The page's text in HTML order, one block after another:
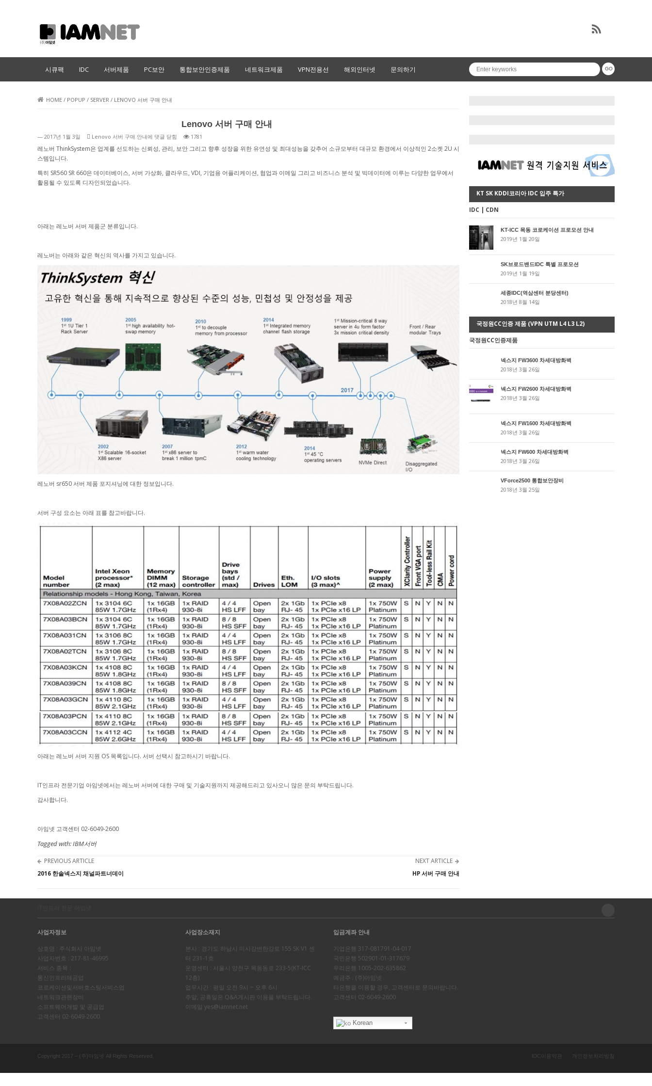
IT인프라 전문 아임넷
시큐팩 IDC 서버제품 PC보안 통합보안인증제품 네트워크제품 VPN전용선 해외인터넷 문의하기
HOME / POPUP / SERVER / LENOVO 서버 구매 안내
Lenovo 서버 구매 안내
— 2017년 1월 3일 Lenovo 서버 구매 안내에 댓글 닫힘 1781
레노버 ThinkSystem은 업계를 선도하는 신뢰성, 관리, 보안 그리고 향후 성장을 위한 유연성 및 최대성능을 갖추어 소규모부터 대규모 환경에서 이상적인 2소켓 2U 시
스템입니다.
특히 SR560 SR 660은 데이터베이스, 서버 가상화, 클라우드, VDI, 기업용 어플리케이션, 협업과 이메일 그리고 비즈니스 분석 및 빅데이터에 이루는 다양한 업무에서
활용될 수 있도록 디자인되었습니다.
아래는 레노버 서버 제품군 분류입니다.
레노버는 아래와 같은 혁신의 역사를 가지고 있습니다.
레노버 sr650 서버 제품 포지셔닝에 대한 정보입니다.
서버 구성 요소는 아래 표를 참고바랍니다.
아래는 레노버 서버 지원 OS 목록입니다. 서버 선택시 참고하시기 바랍니다.
IT인프라 전문기업 아임넷에서는 레노버 서버에 대한 구매 및 기술지원까지 제공해드리고 있사오니 많은 문의 부탁드립니다.
감사합니다.
아임넷 고객센터 02-6049-2600
Tagged with:IBM서버
PREVIOUS ARTICLE
2016 한솔넥스지 채널파트너데이
NEXT ARTICLE
HP 서버 구매 안내
KT SK KDDI코리아 IDC 입주 특가
IDC | CDN
KT-ICC 목동 코로케이션 프로모션 안내
2019년 1월 20일
SK브로드밴드IDC 특별 프로모션
2019년 1월 19일
세종IDC(역삼센터 분당센터)
2018년 8월 14일
국정원CC인증 제품 (VPN UTM L4 L3 L2)
국정원CC인증제품
넥스지 FW3600 차세대방화벽
2018년 3월 26일
넥스지 FW2600 차세대방화벽
2018년 3월 26일
넥스지 FW1600 차세대방화벽
2018년 3월 26일
넥스지 FW600 차세대방화벽
2018년 3월 26일
VForce2500 통합보안장비
2018년 3월 25일
사업자정보
상호명 : 주식회사 아임넷
사업자번호 : 217-81-46995
서비스 종목 :
통신인프라제공업
코로케이션및서버호스팅서비스업
네트워크관련장비
소프트웨어개발 및 공급업
고객센터 02-6049-2600
사업장소재지
본사 : 경기도 하남시 미사강변한강로 155 SK V1 센
터 231-1호
운영센터 : 서울시 양천구 목동동로 233-5(KT-ICC
12층)
업무시간 : 평일 오전 9시 ~ 오후 6시
주말, 공휴일은 Q&A게시판 이용을 부탁드립니다.
이메일yes@iamnet.net
입금계좌 안내
기업은행 317-081791-04-017
국민은행 502901-01-317679
우리은행 1005-202-635862
예금주 : (주)아임넷
타은행을 이용할 경우, 고객센터로 문의바랍니다.
고객센터 02-6049-2600
Korean
Copyright 2017 – (주)아임넷 All Rights Reserved. IDC이용약관 개인정보처리방침